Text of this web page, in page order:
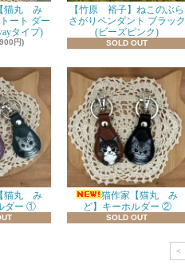
猫丸 み
ート ダー
タイプ)
円)
【竹原 裕子】ねこのぶら
さがりペンダント ブラック
(ビーズピンク)
SOLD OUT
猫丸 み
ダー ①
猫作家【猫丸 み
ど】キーホルダー ②
SOLD OUT
<